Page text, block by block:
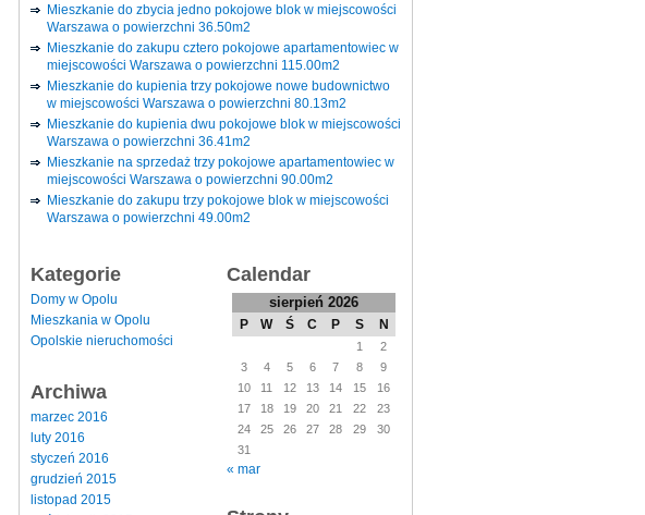
Mieszkanie do zbycia jedno pokojowe blok w miejscowości
Warszawa o powierzchni 36.50m2
Mieszkanie do zakupu cztero pokojowe apartamentowiec w
miejscowości Warszawa o powierzchni 115.00m2
Mieszkanie do kupienia trzy pokojowe nowe budownictwo
w miejscowości Warszawa o powierzchni 80.13m2
Mieszkanie do kupienia dwu pokojowe blok w miejscowości
Warszawa o powierzchni 36.41m2
Mieszkanie na sprzedaż trzy pokojowe apartamentowiec w
miejscowości Warszawa o powierzchni 90.00m2
Mieszkanie do zakupu trzy pokojowe blok w miejscowości
Warszawa o powierzchni 49.00m2
Kategorie
Domy w Opolu
Mieszkania w Opolu
Opolskie nieruchomości
Archiwa
marzec 2016
luty 2016
styczeń 2016
grudzień 2015
listopad 2015
Calendar
sierpień 2026
P W Ś C P S N
1
2
3
4 5 6 7 8
9
10
11 12 13 14 15
16
17
18 19 20 21 22
23
24
25 26 27 28 29
30
31
« mar